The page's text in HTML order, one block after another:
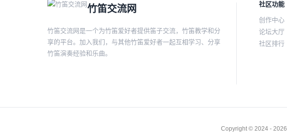
竹笛交流网
竹笛交流网是一个为竹笛爱好者提供笛子交流，竹笛教学和分
享的平台。加入我们，与其他竹笛爱好者一起互相学习、分享
竹笛演奏经验和乐曲。
社区功能
创作中心
论坛大厅
社区排行
Copyright © 2024 - 2026